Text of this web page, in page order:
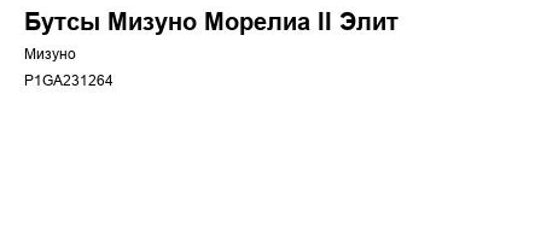
Бутсы Мизуно Морелиа II Элит
Мизуно
P1GA231264